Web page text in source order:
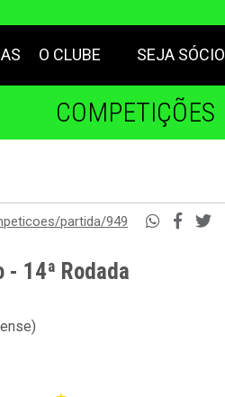
O CLUBE SEJA SÓCIO
COMPETIÇÕES
partida/949
- 14ª Rodada